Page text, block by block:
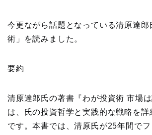
今更ながら話題となっている清原達郎
術」を読みました。
要約
清原達郎氏の著書『わが投資術 市場は
は、氏の投資哲学と実践的な戦略を詳
です。本書では、清原氏が25年間で